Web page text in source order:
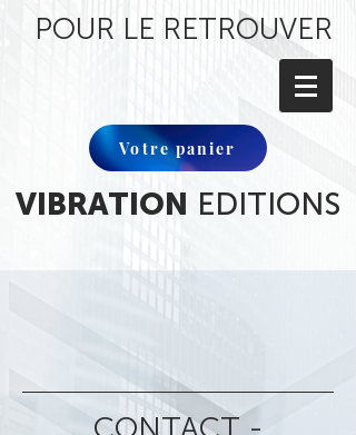
POUR LE RETROUVER
Votre panier
VIBRATION EDITIONS